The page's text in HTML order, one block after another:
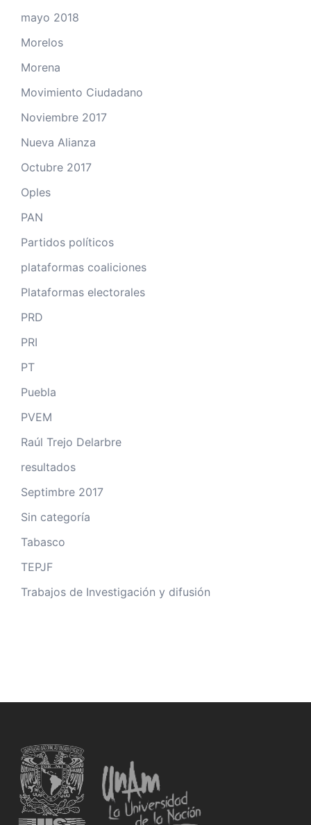
mayo 2018
Morelos
Morena
Movimiento Ciudadano
Noviembre 2017
Nueva Alianza
Octubre 2017
Oples
PAN
Partidos políticos
plataformas coaliciones
Plataformas electorales
PRD
PRI
PT
Puebla
PVEM
Raúl Trejo Delarbre
resultados
Septimbre 2017
Sin categoría
Tabasco
TEPJF
Trabajos de Investigación y difusión